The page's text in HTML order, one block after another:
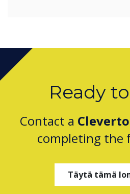
Ready
Contact a
completing the
Täytä tämä